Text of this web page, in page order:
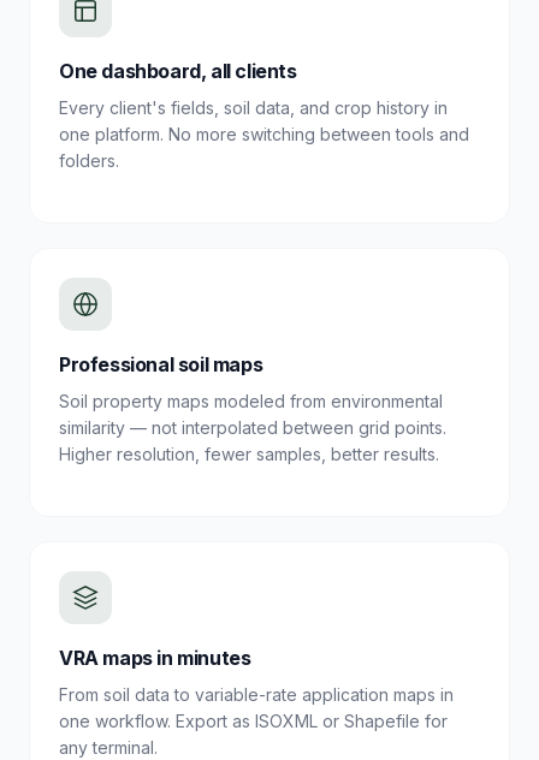
One dashboard, all clients
Every client's fields, soil data, and crop history in
one platform. No more switching between tools and
folders.
Professional soil maps
Soil property maps modeled from environmental
similarity — not interpolated between grid points.
Higher resolution, fewer samples, better results.
VRA maps in minutes
From soil data to variable-rate application maps in
one workflow. Export as ISOXML or Shapefile for
any terminal.